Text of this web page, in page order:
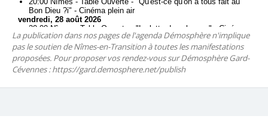
La publication dans nos pages de l'agenda Démosphère n'implique
pas le soutien de Nîmes-en-Transition à toutes les manifestations
proposées. Pour proposer vos rendez-vous sur Démosphère Gard-
Cévennes : https://gard.demosphere.net/publish